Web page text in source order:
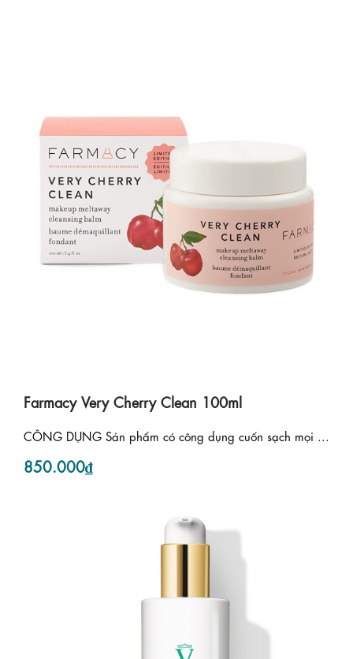
Farmacy Very Cherry Clean 100ml
CÔNG DỤNG Sản phẩm có công dụng cuốn sạch mọi ...
850.000₫